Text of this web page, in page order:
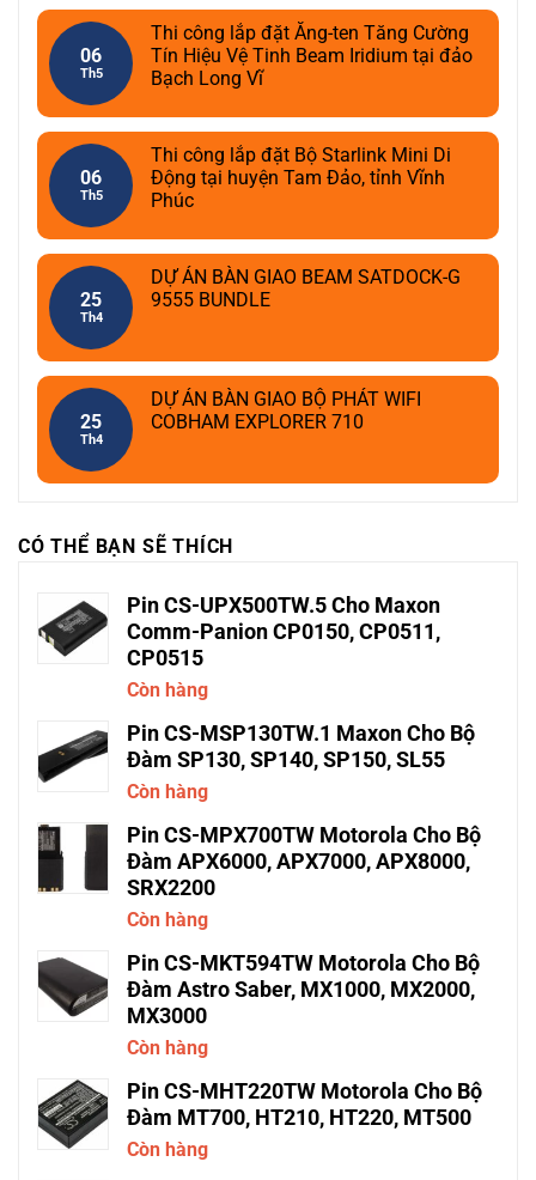
06
Th5
Thi công lắp đặt Ăng-ten Tăng Cường
Tín Hiệu Vệ Tinh Beam Iridium tại đảo
Bạch Long Vĩ
06
Th5
Thi công lắp đặt Bộ Starlink Mini Di
Động tại huyện Tam Đảo, tỉnh Vĩnh
Phúc
25
Th4
DỰ ÁN BÀN GIAO BEAM SATDOCK-G
9555 BUNDLE
25
Th4
DỰ ÁN BÀN GIAO BỘ PHÁT WIFI
COBHAM EXPLORER 710
CÓ THỂ BẠN SẼ THÍCH
Pin CS-UPX500TW.5 Cho Maxon
Comm-Panion CP0150, CP0511,
CP0515
Còn hàng
Pin CS-MSP130TW.1 Maxon Cho Bộ
Đàm SP130, SP140, SP150, SL55
Còn hàng
Pin CS-MPX700TW Motorola Cho Bộ
Đàm APX6000, APX7000, APX8000,
SRX2200
Còn hàng
Pin CS-MKT594TW Motorola Cho Bộ
Đàm Astro Saber, MX1000, MX2000,
MX3000
Còn hàng
Pin CS-MHT220TW Motorola Cho Bộ
Đàm MT700, HT210, HT220, MT500
Còn hàng